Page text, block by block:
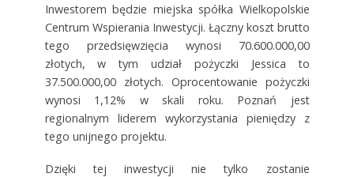
Inwestorem będzie miejska spółka Wielkopolskie
Centrum Wspierania Inwestycji. Łączny koszt brutto
tego przedsięwzięcia wynosi 70.600.000,00
złotych, w tym udział pożyczki Jessica to
37.500.000,00 złotych. Oprocentowanie pożyczki
wynosi 1,12% w skali roku. Poznań jest
regionalnym liderem wykorzystania pieniędzy z
tego unijnego projektu.
Dzięki tej inwestycji nie tylko zostanie